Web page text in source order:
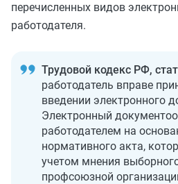
перечисленных видов
работодателя.
Трудовой кодекс РФ,
работодатель вправе
введении электронного
Электронный
работодателем на
нормативного акта,
учетом мнения
профсоюзной